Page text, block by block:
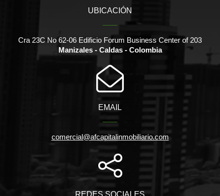
UBICACIÓN
Cra 23C No 62-06 Edificio Forum Business Center of 203
Manizales - Caldas - Colombia
EMAIL
comercial@afcapitalinmobiliario.com